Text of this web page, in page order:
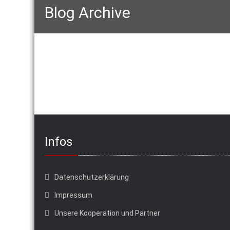
Blog Archive
Infos
Datenschutzerklärung
Impressum
Unsere Kooperation und Partner